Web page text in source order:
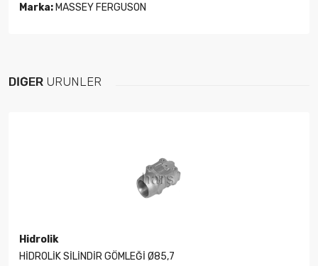
Marka: MASSEY FERGUSON
DIĞER ÜRÜNLER
Hidrolik
HİDROLİK SİLİNDİR GÖMLEĞİ Ø85,7